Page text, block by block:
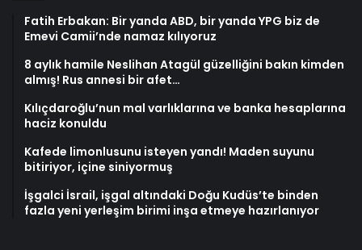
Fatih Erbakan: Bir yanda ABD, bir yanda YPG biz de
Emevi Camii’nde namaz kılıyoruz
8 aylık hamile Neslihan Atagül güzelliğini bakın kimden
almış! Rus annesi bir afet…
Kılıçdaroğlu’nun mal varlıklarına ve banka hesaplarına
haciz konuldu
Kafede limonlusunu isteyen yandı! Maden suyunu
bitiriyor, içine siniyormuş
İşgalci İsrail, işgal altındaki Doğu Kudüs’te binden
fazla yeni yerleşim birimi inşa etmeye hazırlanıyor